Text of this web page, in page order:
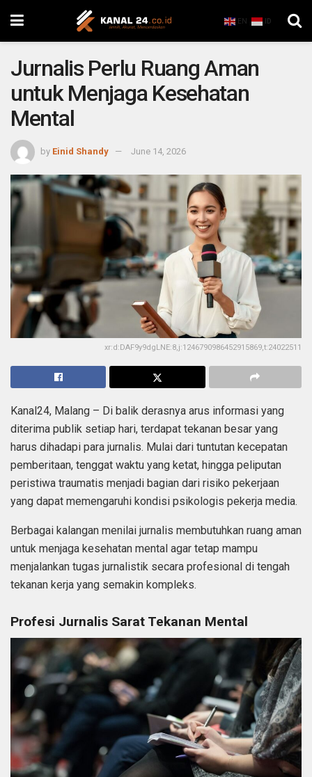
EN ID
Jurnalis Perlu Ruang Aman
untuk Menjaga Kesehatan
Mental
by Einid Shandy June 14, 2026
xr:d:DAF9y9dgLNE:8,j:1246790986452915869,t:24022511
Kanal24, Malang – Di balik derasnya arus informasi yang
diterima publik setiap hari, terdapat tekanan besar yang
harus dihadapi para jurnalis. Mulai dari tuntutan kecepatan
pemberitaan, tenggat waktu yang ketat, hingga peliputan
peristiwa traumatis menjadi bagian dari risiko pekerjaan
yang dapat memengaruhi kondisi psikologis pekerja media.
Berbagai kalangan menilai jurnalis membutuhkan ruang aman
untuk menjaga kesehatan mental agar tetap mampu
menjalankan tugas jurnalistik secara profesional di tengah
tekanan kerja yang semakin kompleks.
Profesi Jurnalis Sarat Tekanan Mental